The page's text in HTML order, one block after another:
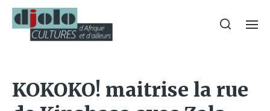
KOKOKO! maitrise la rue